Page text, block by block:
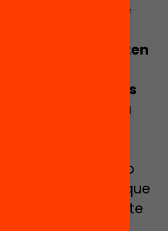
tant el decret de
(150/2017)
2021) representen
han ajudat a
seus respectius
es constata
si sols
de moltes més
el primer cas, amb
ha cap indicador que
sobre l’impacte